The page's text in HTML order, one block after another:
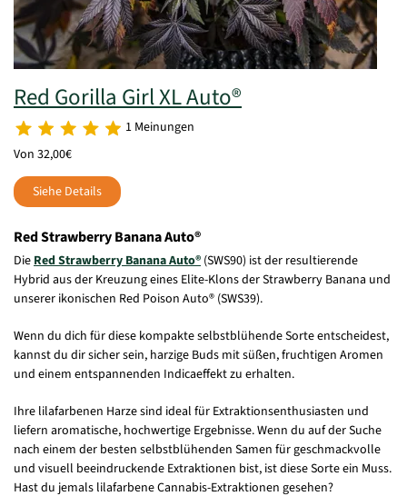
Red Gorilla Girl XL Auto®
1 Meinungen
Von 32,00€
Siehe Details
Red Strawberry Banana Auto®
Die Red Strawberry Banana Auto® (SWS90) ist der resultierende
Hybrid aus der Kreuzung eines Elite-Klons der Strawberry Banana und
unserer ikonischen Red Poison Auto® (SWS39).
Wenn du dich für diese kompakte selbstblühende Sorte entscheidest,
kannst du dir sicher sein, harzige Buds mit süßen, fruchtigen Aromen
und einem entspannenden Indicaeffekt zu erhalten.
Ihre lilafarbenen Harze sind ideal für Extraktionsenthusiasten und
liefern aromatische, hochwertige Ergebnisse. Wenn du auf der Suche
nach einem der besten selbstblühenden Samen für geschmackvolle
und visuell beeindruckende Extraktionen bist, ist diese Sorte ein Muss.
Hast du jemals lilafarbene Cannabis-Extraktionen gesehen?